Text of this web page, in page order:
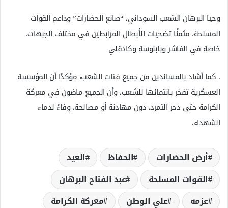
وحيا البرهان الشعب السوداني، “صانع الحضارات” وداعم القوات
المسلحة، مثمنًا تضحيات الأبطال المرابطين في مختلف الجبهات،
خاصة في الفاشر وبابنوسة وكادقلي
. كما أشاد بالمساندين من جميع فئات الشعب، مؤكدًا أن المؤسسة
العسكرية تفخر بانتمائها للشعب، وأن الجميع ماضون في معركة
الكرامة حتى دحر التمرد، دون مهادنة أو مصالحة، وفاءً لدماء
الشهداء.
أرض الحضارات الحفاظ
العيد
القوات المسلحة
عبد الفتاح البرهان
عزمه
علي الوطن معركة الكرامة